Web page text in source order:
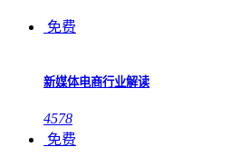
免费
新媒体电商行业解读
4578
免费